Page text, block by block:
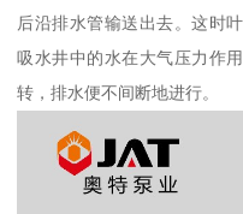
后沿排水管输送出去。这时
吸水井中的水在大气压力作
转，排水便不间断地进行。